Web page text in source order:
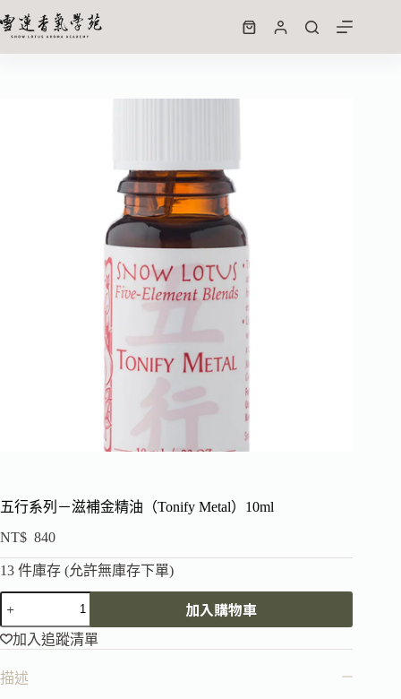
五行系列－滋補金精油（Tonify Metal）10ml
NT$ 840
13 件庫存 (允許無庫存下單)
加入購物車
加入追蹤清單
描述